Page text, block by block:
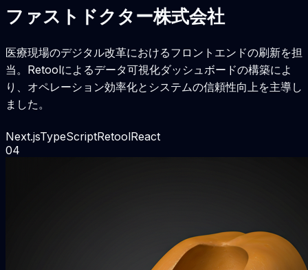
ファストドクター株式会社
医療現場のデジタル改革におけるフロントエンドの刷新を担
当。Retoolによるデータ可視化ダッシュボードの構築によ
り、オペレーション効率化とシステムの信頼性向上を主導し
ました。
Next.jsTypeScriptRetoolReact
04